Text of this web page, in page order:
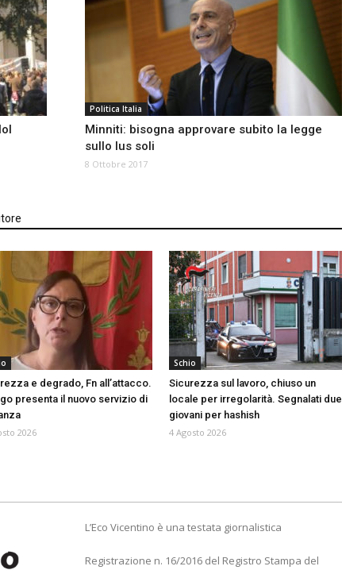
Politica Italia
Minniti: bisogna approvare subito la legge
sullo Ius soli
8 Ottobre 2017
e degrado, Fn all’attacco.
presenta il nuovo servizio di
2026
Schio
Sicurezza sul lavoro, chiuso un
locale per irregolarità. Segnalati due
giovani per hashish
4 Agosto 2026
L’Eco Vicentino è una testata giornalistica
Registrazione n. 16/2016 del Registro Stampa del